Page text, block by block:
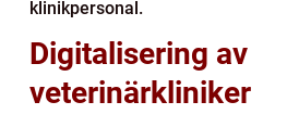
klinikpersonal.
Digitalisering av
veterinärkliniker